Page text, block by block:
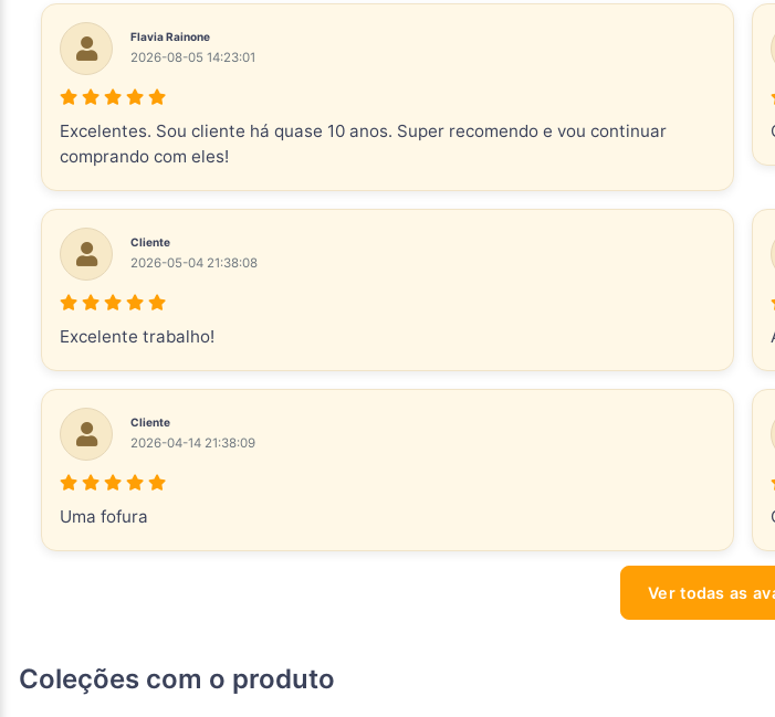
Flavia Rainone
2026-08-05 14:23:01
Excelentes. Sou cliente há quase 10 anos. Super recomendo e vou continuar
comprando com eles!
Cliente
2026-05-04 21:38:08
Excelente trabalho!
Cliente
2026-04-14 21:38:09
Uma fofura
Ver todas as
Coleções com o produto